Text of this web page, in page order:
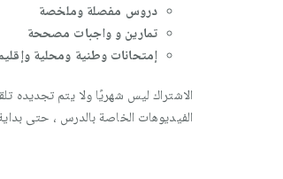
دروس مفصلة وملخصة
تمارين و واجبات مصححة
إمتحانات وطنية ومحلية
الاشتراك ليس شهريًا ولا يتم تجديده
الفيديوهات الخاصة بالدرس ، حتى بداية